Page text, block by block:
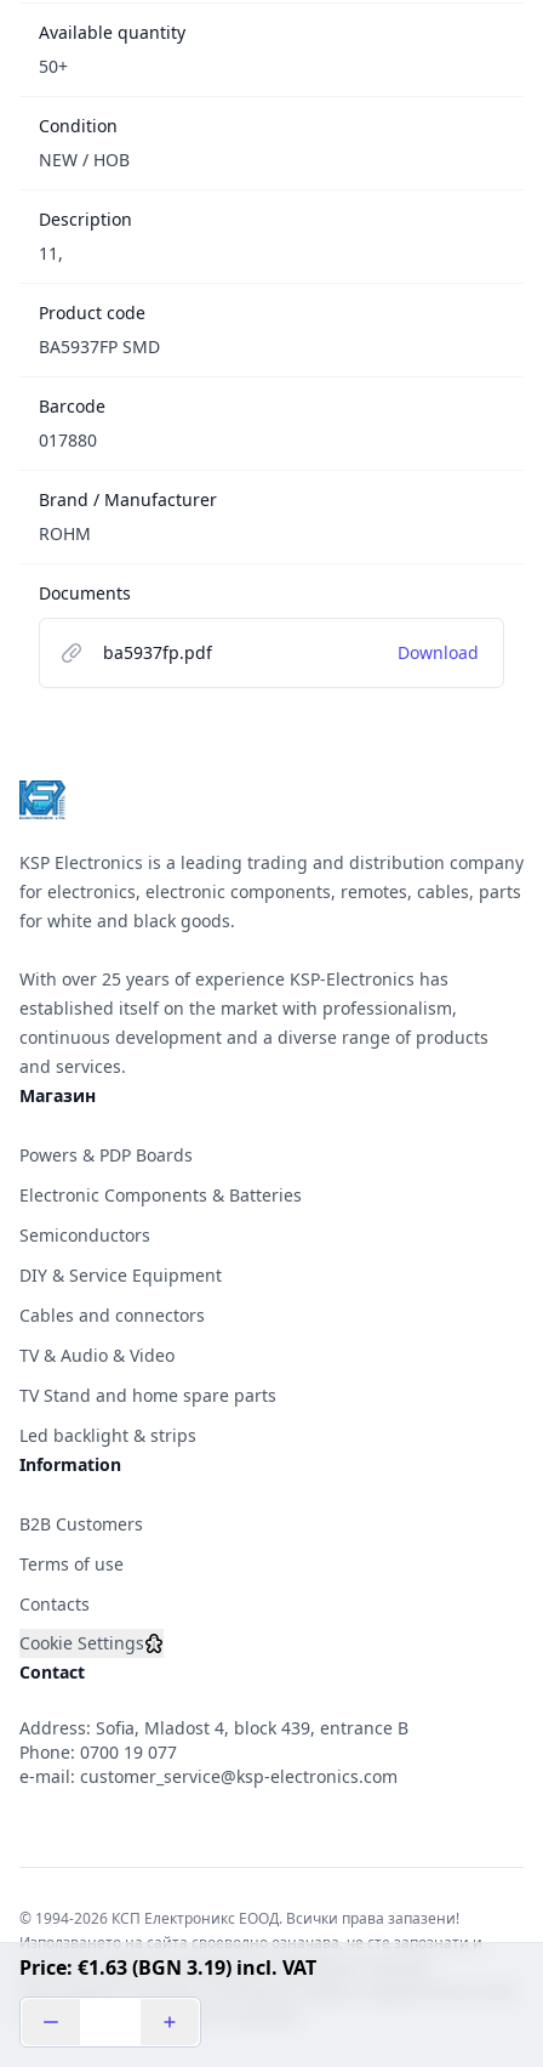
Price: €1.63 (BGN 3.19) incl. VAT
Available quantity
50+
Condition
NEW / НОВ
Description
11,
Product code
BA5937FP SMD
Barcode
017880
Brand / Manufacturer
ROHM
Documents
ba5937fp.pdf Download
KSP Electronics is a leading trading and distribution company
for electronics, electronic components, remotes, cables, parts
for white and black goods.
With over 25 years of experience KSP-Electronics has
established itself on the market with professionalism,
continuous development and a diverse range of products
and services.
Магазин
Powers & PDP Boards
Electronic Components & Batteries
Semiconductors
DIY & Service Equipment
Cables and connectors
TV & Audio & Video
TV Stand and home spare parts
Led backlight & strips
Information
B2B Customers
Terms of use
Contacts
Cookie Settings
Contact
Address: Sofia, Mladost 4, block 439, entrance B
Phone: 0700 19 077
e-mail: customer_service@ksp-electronics.com
© 1994-2026 КСП Електроникс ЕООД. Всички права запазени!
Използването на сайта своеволно означава, че сте запознати и
съгласни с правната информация обвързваща софтуера.
отговорност с цялата сила на закона!b